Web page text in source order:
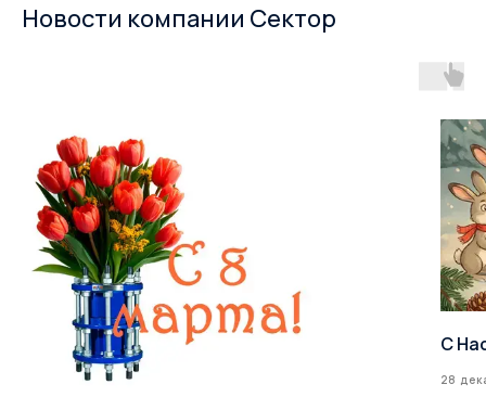
Новости компании Сектор
С
28